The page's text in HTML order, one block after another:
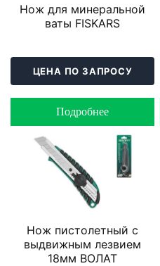
Нож для минеральной
ваты FISKARS
ЦЕНА ПО ЗАПРОСУ
Подробнее
Нож пистолетный с
выдвижным лезвием
18мм ВОЛАТ